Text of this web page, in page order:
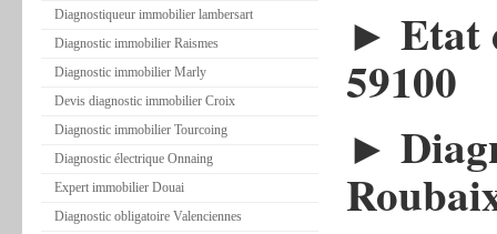
Diagnostiqueur immobilier lambersart
Diagnostic immobilier Raismes
Diagnostic immobilier Marly
Devis diagnostic immobilier Croix
Diagnostic immobilier Tourcoing
Diagnostic électrique Onnaing
Expert immobilier Douai
Diagnostic obligatoire Valenciennes
► Etat
59100
►